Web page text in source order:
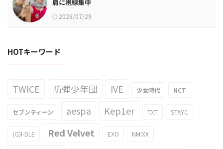
肩に視線集中
2026/07/29
HOTキーワード
TWICE 防弾少年団 IVE 少女時代 NCT
セブンティーン aespa Kep1er TXT STAYC
(G)I-DLE Red Velvet EXO NMIXX